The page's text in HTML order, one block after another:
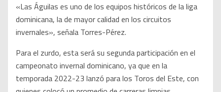
«Las Águilas es uno de los equipos históricos de la liga
dominicana, la de mayor calidad en los circuitos
invernales», señala Torres-Pérez.
Para el zurdo, esta será su segunda participación en el
campeonato invernal dominicano, ya que en la
temporada 2022-23 lanzó para los Toros del Este, con